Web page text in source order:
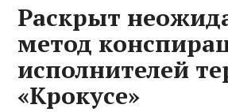
Раскрыт
метод
исполнителей
«Крокусе»